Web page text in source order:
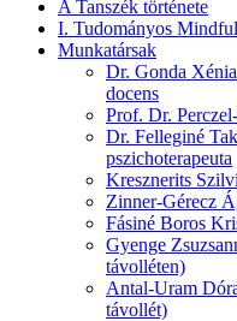
A Tanszék története
I. Tudományos
Munkatársak
Dr. Gonda
docens
Prof. Dr.
Dr. Felleginé
pszichoterapeuta
Kresznerits
Zinner-Gérecz
Fásiné Boros
Gyenge
távolléten)
Antal-Uram
távollét)